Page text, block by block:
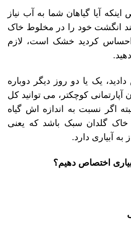
آیا گیاهان شما به آب نیاز
انگشت خود را در مخلوط خاک
احساس کردید خشک است، لازم
یک یا دو روز دیگر دوباره
آپارتمانی کوچکتر، می توانید کل
اگر نسبت به اندازه اش گیاه
گلدان سبک باشد که یعنی
آبیاری دارد.
اختصاص دهیم؟